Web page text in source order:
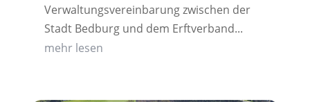
Verwaltungsvereinbarung zwischen der
Stadt Bedburg und dem Erftverband...
mehr lesen